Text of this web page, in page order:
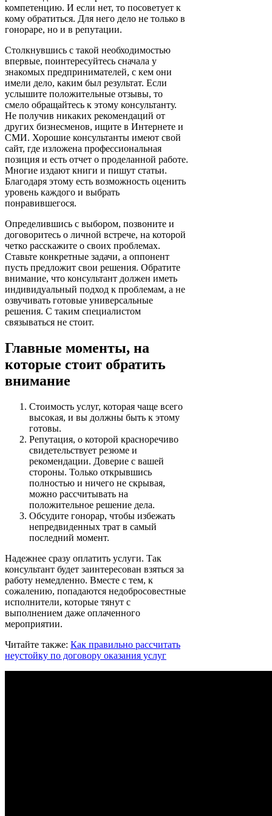
компетенцию. И если нет, то посоветует к
кому обратиться. Для него дело не только в
гонораре, но и в репутации.
Столкнувшись с такой необходимостью
впервые, поинтересуйтесь сначала у
знакомых предпринимателей, с кем они
имели дело, каким был результат. Если
услышите положительные отзывы, то
смело обращайтесь к этому консультанту.
Не получив никаких рекомендаций от
других бизнесменов, ищите в Интернете и
СМИ. Хорошие консультанты имеют свой
сайт, где изложена профессиональная
позиция и есть отчет о проделанной работе.
Многие издают книги и пишут статьи.
Благодаря этому есть возможность оценить
уровень каждого и выбрать
понравившегося.
Определившись с выбором, позвоните и
договоритесь о личной встрече, на которой
четко расскажите о своих проблемах.
Ставьте конкретные задачи, а оппонент
пусть предложит свои решения. Обратите
внимание, что консультант должен иметь
индивидуальный подход к проблемам, а не
озвучивать готовые универсальные
решения. С таким специалистом
связываться не стоит.
Главные моменты, на
которые стоит обратить
внимание
Стоимость услуг, которая чаще всего
высокая, и вы должны быть к этому
готовы.
Репутация, о которой красноречиво
свидетельствует резюме и
рекомендации. Доверие с вашей
стороны. Только открывшись
полностью и ничего не скрывая,
можно рассчитывать на
положительное решение дела.
Обсудите гонорар, чтобы избежать
непредвиденных трат в самый
последний момент.
Надежнее сразу оплатить услуги. Так
консультант будет заинтересован взяться за
работу немедленно. Вместе с тем, к
сожалению, попадаются недобросовестные
исполнители, которые тянут с
выполнением даже оплаченного
мероприятии.
Читайте также: Как правильно рассчитать
неустойку по договору оказания услуг